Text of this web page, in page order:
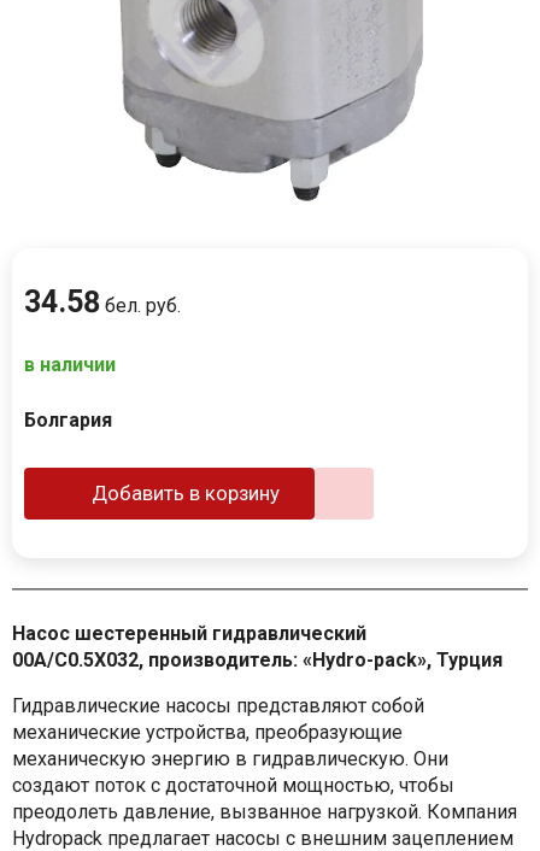
34.58 бел. руб.
в наличии
Болгария
Добавить в корзину
Насос шестеренный гидравлический
00A/C0.5X032, производитель: «Hydro-pack», Турция
Гидравлические насосы представляют собой
механические устройства, преобразующие
механическую энергию в гидравлическую. Они
создают поток с достаточной мощностью, чтобы
преодолеть давление, вызванное нагрузкой. Компания
Hydropack предлагает насосы с внешним зацеплением